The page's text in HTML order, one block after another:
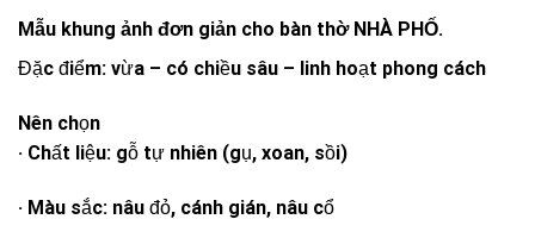
Mẫu khung ảnh đơn giản cho bàn thờ NHÀ PHỐ.
Đặc điểm: vừa – có chiều sâu – linh hoạt phong cách
Nên chọn
· Chất liệu: gỗ tự nhiên (gụ, xoan, sồi)
· Màu sắc: nâu đỏ, cánh gián, nâu cổ